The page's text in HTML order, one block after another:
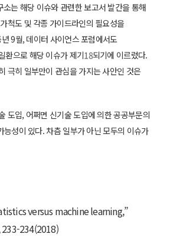
는 해당 이슈와 관련한 보고서 발간을 통해
척도 및 각종 가이드라인의 필요성을
9월, 데이터 사이언스 포럼에서도
환으로 해당 이슈가 제기18되기에 이르렀다.
극히 일부만이 관심을 가지는 사안인 것은
도입, 어쩌면 신기술 도입에 의한 공공부문의
능성이 있다. 차츰 일부가 아닌 모두의 이슈가
versus machine learning,”
234(2018)